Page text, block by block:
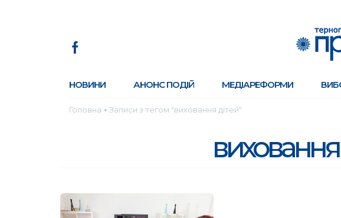
НОВИНИ АНОНС ПОДІЙ МЕДІАРЕФОРМИ
Головна ● Записи з тегом "виховання дітей"
виховання